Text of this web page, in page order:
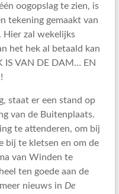
oogopslag te zien, is
tekening gemaakt van
Hier zal wekelijks
het hek al betaald kan
IS VAN DE DAM… EN
staat er een stand op
van de Buitenplaats.
te attenderen, om bij
bij te kletsen en om de
van Winden te
ten goede aan de
nieuws in De